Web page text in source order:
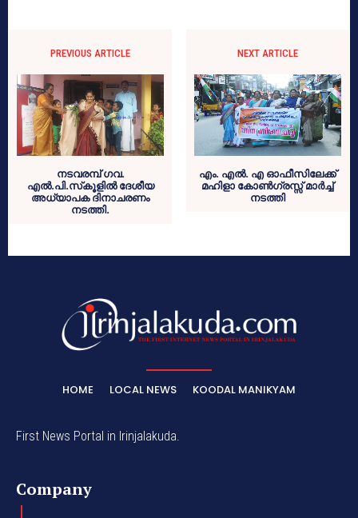
PREVIOUS ARTICLE
നടവരമ്പ് ഗവ.
എല്‍.പി.സ്‌കൂളില്‍ ദേശീയ
അധ്യാപക ദിനാചരണം
നടത്തി.
NEXT ARTICLE
എം. എല്‍. എ ഓഫീസിലേക്ക്
മഹിളാ കോണ്‍ഗ്രസ്സ് മാര്‍ച്ച്
നടത്തി
HOME LOCAL NEWS KOODAL MANIKYAM
First News Portal in Irinjalakuda.
Company